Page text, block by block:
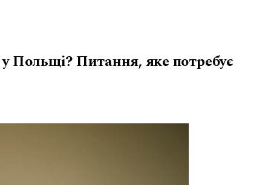
Польщі? Питання, яке потребує